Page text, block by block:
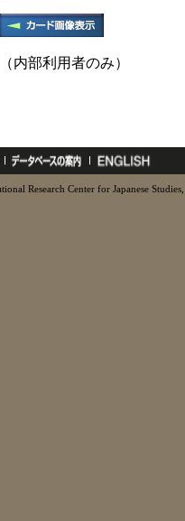
（内部利用者のみ）
Research Center for Japanese